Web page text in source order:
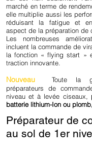
marché en terme de
elle multiplie aussi les
réduisant la fatigue et
aspect de la préparation de
Les nombreuses
incluent la commande de
la fonction « flying start »
traction innovante.
Nouveau
Toute la
préparateurs de
niveau et à levée ciseaux,
batterie lithium-Ion ou
Préparateur de
au sol de 1er